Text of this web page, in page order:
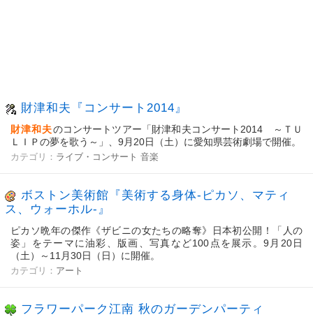
財津和夫『コンサート2014』
財津和夫のコンサートツアー「財津和夫コンサート2014 ～ＴＵ
ＬＩＰの夢を歌う～」、9月20日（土）に愛知県芸術劇場で開催。
カテゴリ： ライブ・コンサート 音楽
ボストン美術館『美術する身体-ピカソ、マティ
ス、ウォーホル-』
ピカソ晩年の傑作《ザビニの女たちの略奪》日本初公開！「人の
姿」をテーマに油彩、版画、写真など100点を展示。9月20日
（土）～11月30日（日）に開催。
カテゴリ： アート
フラワーパーク江南 秋のガーデンパーティ